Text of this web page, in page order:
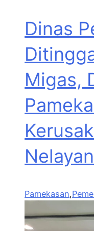
Dinas
Migas,
Nelayan
Pamekasan,